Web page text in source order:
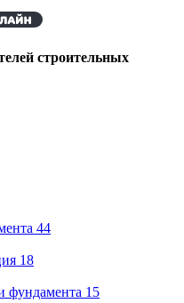
строительных
44
18
фундамента 15